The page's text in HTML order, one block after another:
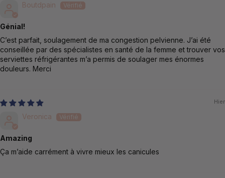
Boutdpain
Génial!
C’est parfait, soulagement de ma congestion pelvienne. J’ai été
conseillée par des spécialistes en santé de la femme et trouver vos
serviettes réfrigérantes m’a permis de soulager mes énormes
douleurs. Merci
Hier
Veronica
Amazing
Ça m’aide carrément à vivre mieux les canicules